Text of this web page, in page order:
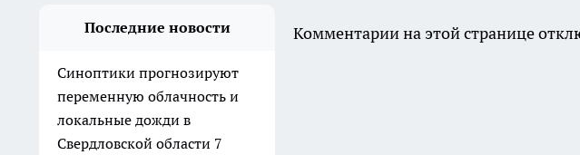
Последние новости
Синоптики прогнозируют
переменную облачность и
локальные дожди в
Свердловской области 7
Комментарии на этой странице